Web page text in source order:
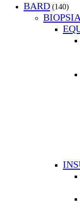
BARD (140)
BIOPSIA